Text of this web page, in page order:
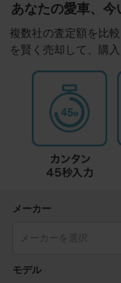
あなたの愛車、今
複数社の査定額を比
を賢く売却して、購
メーカー
モデル